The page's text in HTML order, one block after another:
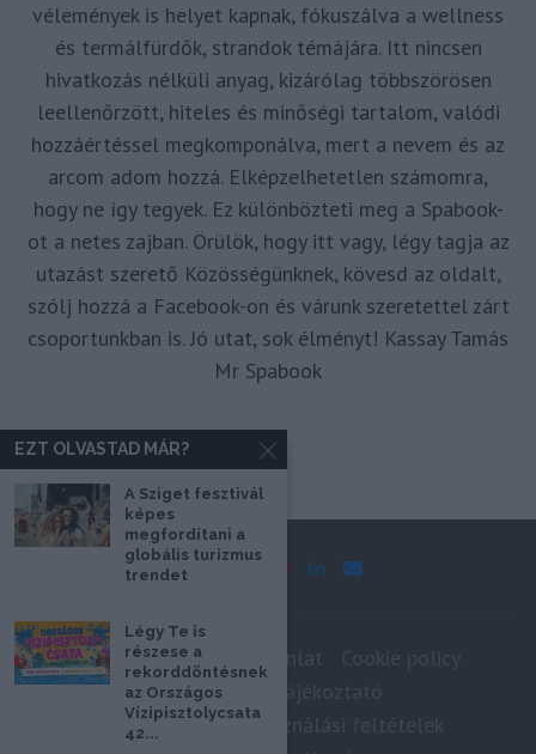
vélemények is helyet kapnak, fókuszálva a wellness
és termálfürdők, strandok témájára. Itt nincsen
hivatkozás nélküli anyag, kizárólag többszörösen
leellenőrzött, hiteles és minőségi tartalom, valódi
hozzáértéssel megkomponálva, mert a nevem és az
arcom adom hozzá. Elképzelhetetlen számomra,
hogy ne így tegyek. Ez különbözteti meg a Spabook-
ot a netes zajban. Örülök, hogy itt vagy, légy tagja az
utazást szerető Közösségünknek, kövesd az oldalt,
szólj hozzá a Facebook-on és várunk szeretettel zárt
csoportunkban is. Jó utat, sok élményt! Kassay Tamás
Mr Spabook
Impresszum Médiaajánlat
Adatkezelési tájékoztató
Szerzői jogok, felhasználási feltételek
EZT OLVASTAD MÁR?
A Sziget fesztivál
képes
megfordítani a
globális turizmus
trendet
Légy Te is
részese a
rekorddöntésnek
az Országos
Vízipisztolycsata
42...